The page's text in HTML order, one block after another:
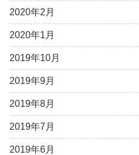
2020年2月
2020年1月
2019年10月
2019年9月
2019年8月
2019年7月
2019年6月